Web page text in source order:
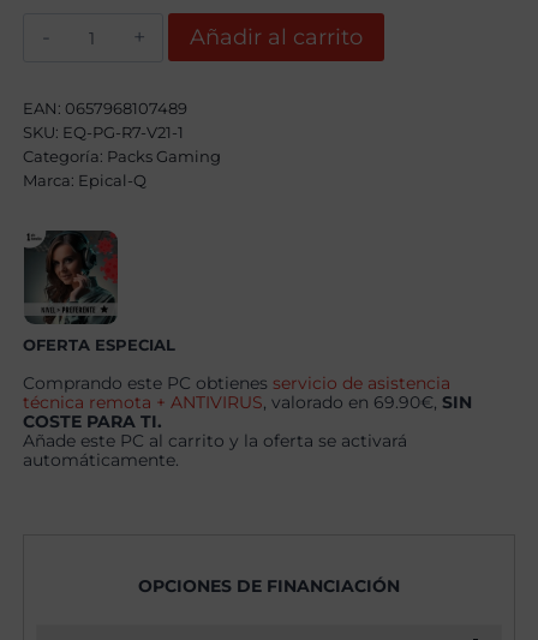
Epic108
AMD
Ryzen
7
5800X,
32GB,
NVME,
RTX
5060Ti
8GB
+
Windows
11
+
Monitor
27"
180Hz
+
Añadir al carrito
EAN: 0657968107489
SKU: EQ-PG-R7-V21-1
Categoría: Packs Gaming
Marca: Epical-Q
OFERTA ESPECIAL
Comprando este PC obtienes servicio de asistencia
técnica remota + ANTIVIRUS, valorado en 69.90€,SIN
COSTE PARA TI.
Añade este PC al carrito y la oferta se activará
automáticamente.
OPCIONES DE FINANCIACIÓN